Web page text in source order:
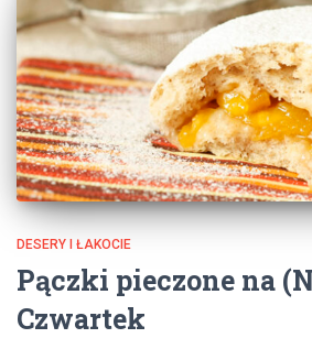
DESERY I ŁAKOCIE
Pączki pieczone na
Czwartek